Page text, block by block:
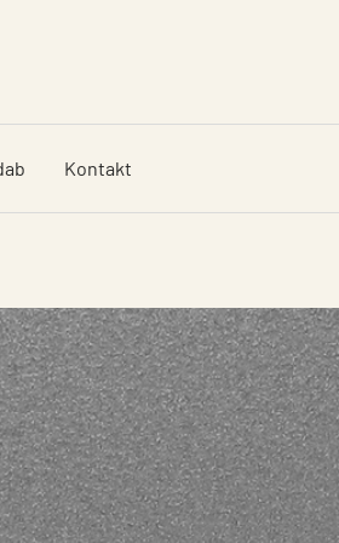
Kontakt